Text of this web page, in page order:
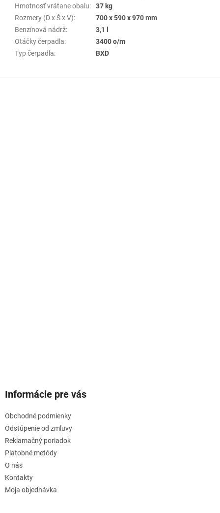
Hmotnosť vrátane obalu:
37 kg
Rozmery (D x Š x V):
700 x 590 x 970 mm
Benzínová nádrž:
3,1 l
Otáčky čerpadla:
3400 o/m
Typ čerpadla: BXD
Informácie pre vás
Obchodné podmienky
Odstúpenie od zmluvy
Reklamačný poriadok
Platobné metódy
O nás
Kontakty
Moja objednávka